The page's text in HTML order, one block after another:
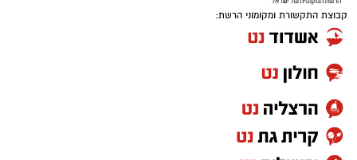
קבוצת התקשורת ומקומוני הרשת: